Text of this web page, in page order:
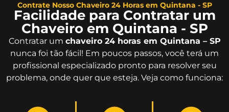
Contrate Nosso Chaveiro 24 Horas em Quintana - SP
Facilidade para Contratar um
Chaveiro em Quintana - SP
Contratar um chaveiro 24 horas em Quintana – SP
nunca foi tão fácil! Em poucos passos, você terá um
profissional especializado pronto para resolver seu
problema, onde quer que esteja. Veja como funciona: